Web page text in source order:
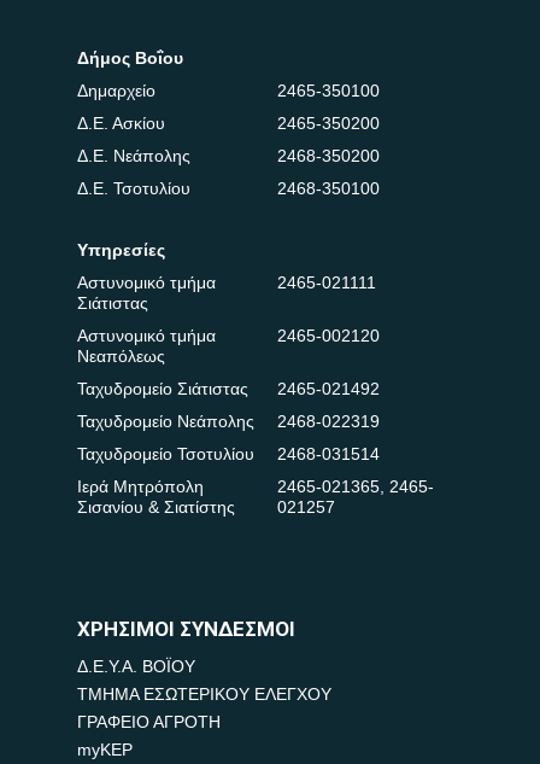
Δήμος Βοΐου
Δημαρχείο
2465-350100
Δ.Ε. Ασκίου
2465-350200
Δ.Ε. Νεάπολης
2468-350200
Δ.Ε. Τσοτυλίου
2468-350100
Υπηρεσίες
Αστυνομικό τμήμα
Σιάτιστας
2465-021111
Αστυνομικό τμήμα
Νεαπόλεως
2465-002120
Ταχυδρομείο Σιάτιστας
2465-021492
Ταχυδρομείο Νεάπολης
2468-022319
Ταχυδρομείο Τσοτυλίου
2468-031514
Ιερά Μητρόπολη
Σισανίου & Σιατίστης
2465-021365, 2465-
021257
ΧΡΗΣΙΜΟΙ ΣΥΝΔΕΣΜΟΙ
Δ.Ε.Υ.Α. ΒΟΪΟΥ
ΤΜΗΜΑ ΕΣΩΤΕΡΙΚΟΥ ΕΛΕΓΧΟΥ
ΓΡΑΦΕΙΟ ΑΓΡΟΤΗ
myKEP